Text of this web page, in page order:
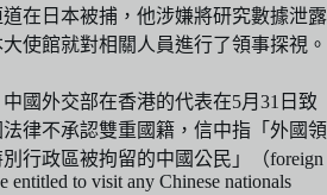
在日本被捕，他涉嫌將研究數據泄露
使館就對相關人員進行了領事探視。
國外交部在香港的代表在5月31日致
律不承認雙重國籍，信中指「外國領
行政區被拘留的中國公民」（foreign
entitled to visit any Chinese nationals